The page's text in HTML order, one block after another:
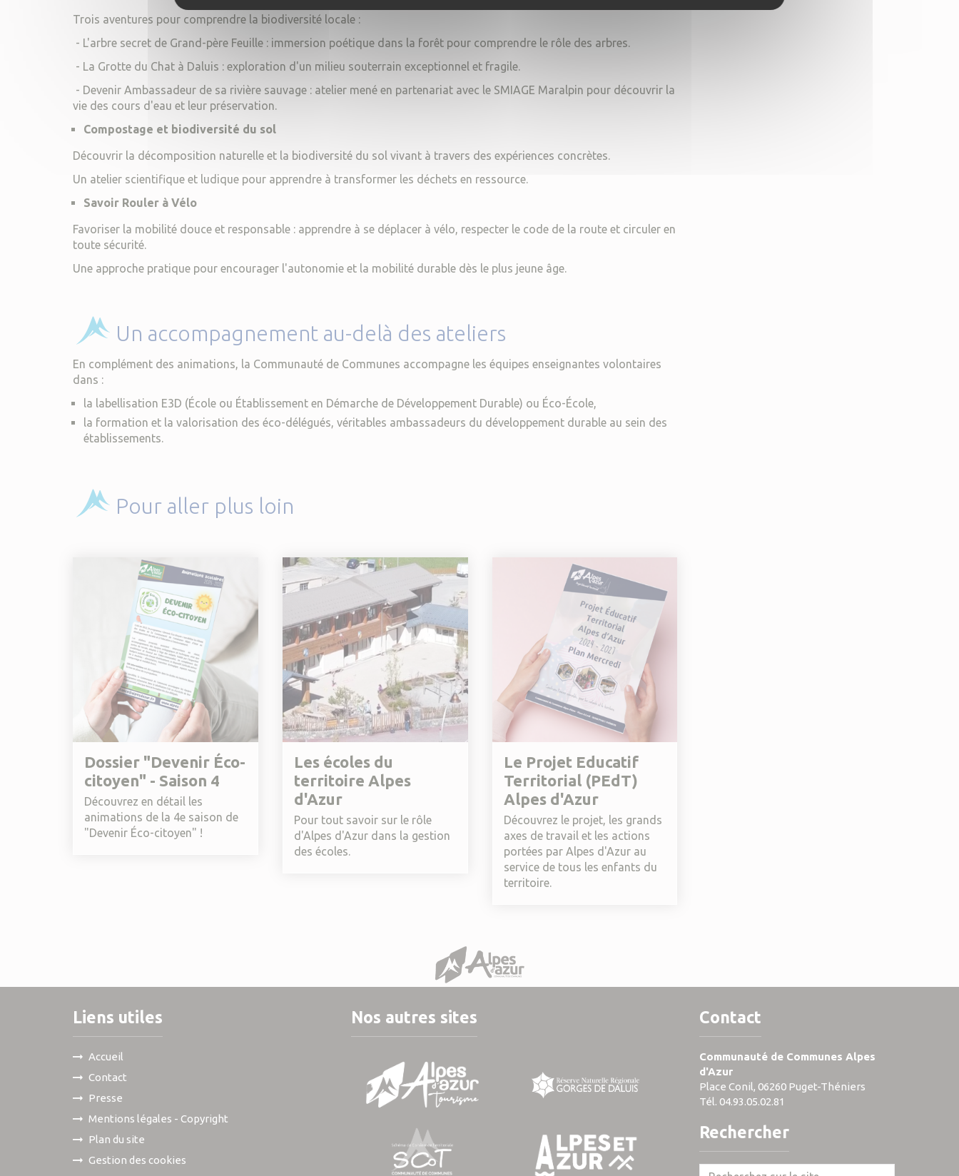
Trois aventures pour comprendre la biodiversité locale :
- L'arbre secret de Grand-père Feuille : immersion poétique dans la forêt pour comprendre le rôle des arbres.
- La Grotte du Chat à Daluis : exploration d'un milieu souterrain exceptionnel et fragile.
- Devenir Ambassadeur de sa rivière sauvage : atelier mené en partenariat avec le SMIAGE Maralpin pour découvrir la
vie des cours d'eau et leur préservation.
Compostage et biodiversité du sol
Découvrir la décomposition naturelle et la biodiversité du sol vivant à travers des expériences concrètes.
Un atelier scientifique et ludique pour apprendre à transformer les déchets en ressource.
Savoir Rouler à Vélo
Favoriser la mobilité douce et responsable : apprendre à se déplacer à vélo, respecter le code de la route et circuler en
toute sécurité.
Une approche pratique pour encourager l'autonomie et la mobilité durable dès le plus jeune âge.
Un accompagnement au-delà des ateliers
En complément des animations, la Communauté de Communes accompagne les équipes enseignantes volontaires
dans :
la labellisation E3D (École ou Établissement en Démarche de Développement Durable) ou Éco-École,
la formation et la valorisation des éco-délégués, véritables ambassadeurs du développement durable au sein des
établissements.
Pour aller plus loin
Dossier "Devenir Éco-
citoyen" - Saison 4
Découvrez en détail les
animations de la 4e saison de
"Devenir Éco-citoyen" !
Les écoles du
territoire Alpes
d'Azur
Pour tout savoir sur le rôle
d'Alpes d'Azur dans la gestion
des écoles.
Le Projet Educatif
Territorial (PEdT)
Alpes d'Azur
Découvrez le projet, les grands
axes de travail et les actions
portées par Alpes d'Azur au
service de tous les enfants du
territoire.
Liens utiles
Accueil
Contact
Presse
Mentions légales - Copyright
Plan du site
Gestion des cookies
Nos autres sites Contact
Communauté de Communes Alpes
d'Azur
Place Conil, 06260 Puget-Théniers
Tél. 04.93.05.02.81
Rechercher